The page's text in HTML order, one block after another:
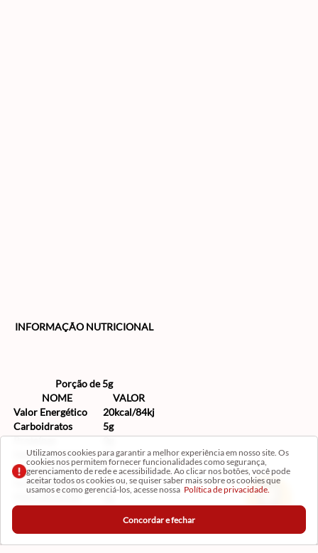
Utilizamos cookies para garantir a melhor experiência em nosso site. Os
cookies nos permitem fornecer funcionalidades como segurança,
gerenciamento de rede e acessibilidade. Ao clicar nos botões, você pode
aceitar todos os cookies ou, se quiser saber mais sobre os cookies que
usamos e como gerenciá-los, acesse nossa Política de privacidade.
Concordar e fechar
INFORMAÇÃO NUTRICIONAL
Porção de 5g
NOME
VALOR
Valor Energético
20kcal/84kj
Carboidratos
5g
Proteínas
0g
Gorduras totais
0g
Gorduras saturadas 0g
Gorduras trans
0g
Sódio